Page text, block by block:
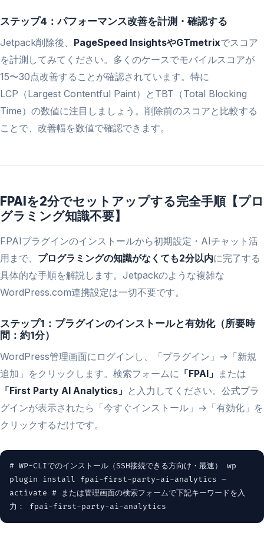
ステップ4：パフォーマンス改善を計測・確認する
Jetpack削除後、 PageSpeed InsightsやGTmetrixでスコア
を計測してみてください。多くのケースでモバイルスコアが
15〜30点改善することが確認されています。特に
LCP（Largest Contentful Paint）とTBT（Total Blocking
Time）の数値に注目しましょう。削除前のスコアと比較する
ことで、改善幅を数値で確認できます。
FPAIを2分でセットアップする完全手順【プロ
グラミング知識不要】
FPAIプラグインのインストールから初期設定・AIチャット活
用まで、 プログラミングの知識がなくても2分以内に完了する
具体的な手順を解説します。Jetpackのような複雑な
WordPress.com連携設定は一切不要です。
ステップ1：プラグインのインストールと有効化（所要時
間：約1分）
WordPress管理画面にログインし、「プラグイン」→「新規
追加」をクリックします。検索フォームに 「FPAI」 または
「First Party AI Analytics」 と入力してください。公式プラ
グインが表示されたら「今すぐインストール」→「有効化」を
クリックするだけです。
# WP-CLIでのインストール（SSH接続できる方向け・最速） wp
plugin install fpai-first-party-ai-analytics –
activate # または管理画面の検索フォームで下記キーワードを入
力： fpai-first-party-ai-analytics